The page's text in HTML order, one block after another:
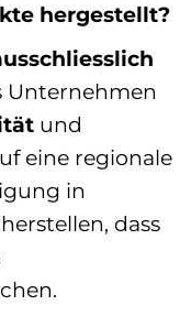
hergestellt?
Unternehmen
und
eine regionale
in
dass